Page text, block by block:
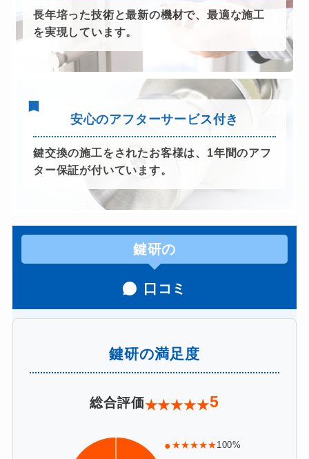
長年培った技術と最新の機材で、最適な施工
を実現しています。
安心のアフターサービス付き
鍵交換の施工をされたお客様は、1年間のアフ
ター保証が付いています。
鍵研の
口コミ
鍵研の満足度
総合評価★★★★★5
● ★★★★★100%